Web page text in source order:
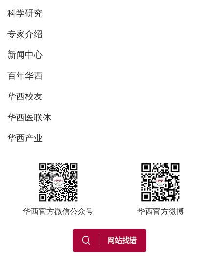
科学研究
专家介绍
新闻中心
百年华西
华西校友
华西医联体
华西产业
华西官方微信公众号 华西官方微博